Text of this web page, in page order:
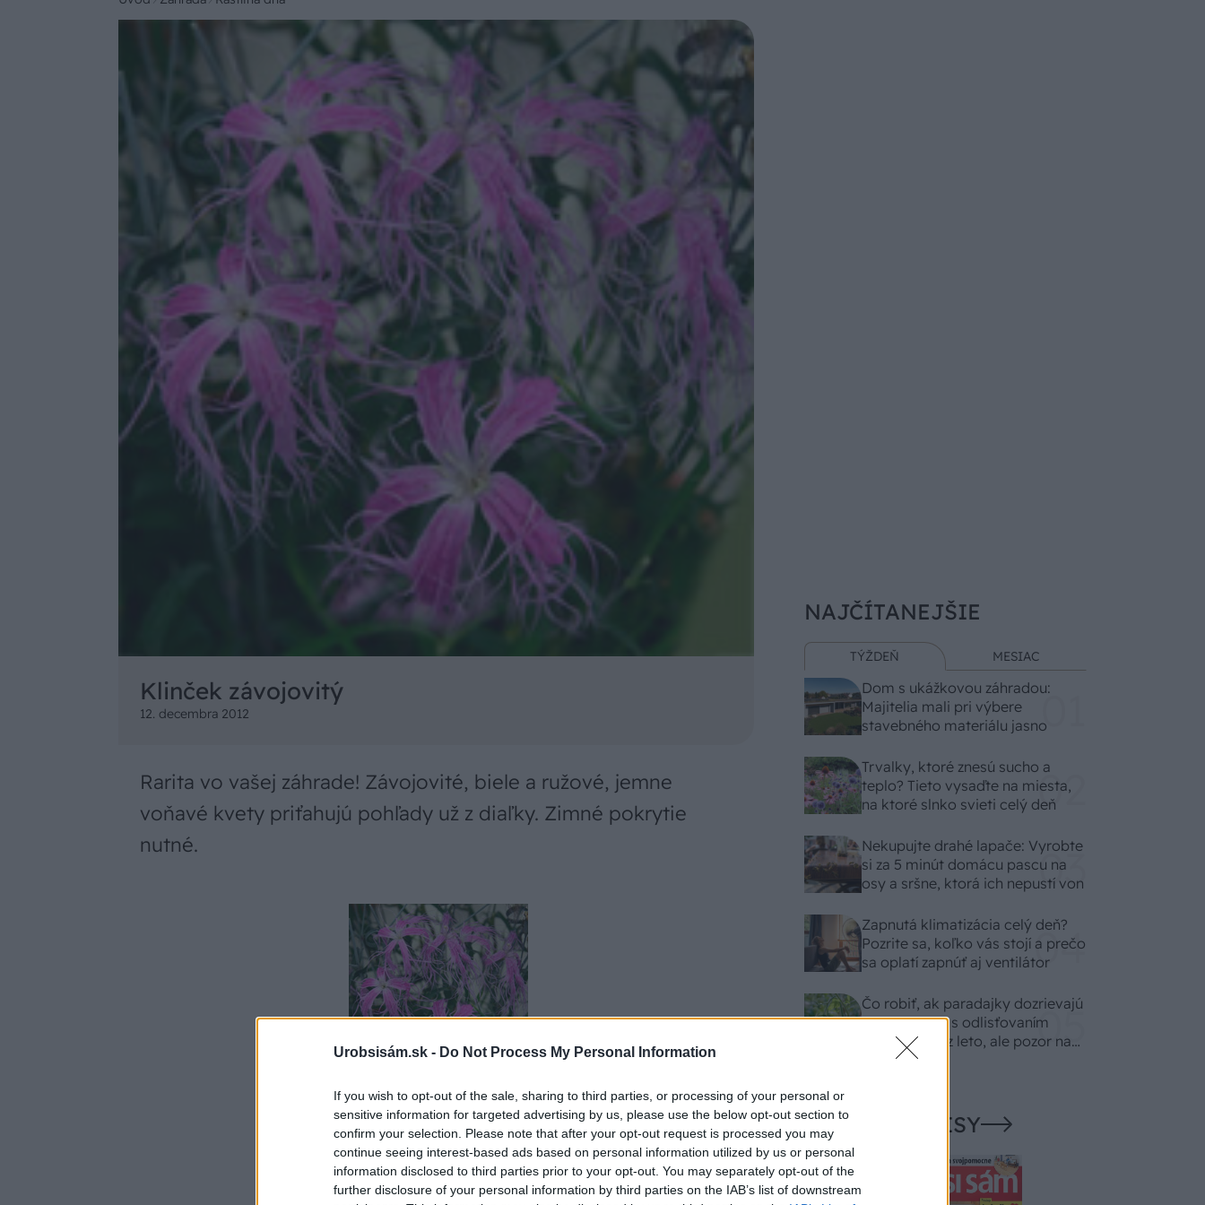
Urobsisám.sk - Do Not Process My Personal Information
If you wish to opt-out of the sale, sharing to third parties, or processing of your personal or
sensitive information for targeted advertising by us, please use the below opt-out section to
confirm your selection. Please note that after your opt-out request is processed you may
continue seeing interest-based ads based on personal information utilized by us or personal
information disclosed to third parties prior to your opt-out. You may separately opt-out of the
further disclosure of your personal information by third parties on the IAB’s list of downstream
Klinček závojovitý
12. decembra 2012
Rarita vo vašej záhrade! Závojovité, biele a ružové, jemne
voňavé kvety priťahujú pohľady už z diaľky. Zimné pokrytie
nutné.
www.sieberz.sk
NAJČÍTANEJŠIE
TÝŽDEŇ MESIAC
Dom s ukážkovou záhradou:
Majitelia mali pri výbere
stavebného materiálu jasno
Trvalky, ktoré znesú sucho a
teplo? Tieto vysaďte na miesta,
na ktoré slnko svieti celý deň
Nekupujte drahé lapače: Vyrobte
si za 5 minút domácu pascu na
osy a sršne, ktorá ich nepustí von
Zapnutá klimatizácia celý deň?
Pozrite sa, koľko vás stojí a prečo
sa oplatí zapnúť aj ventilátor
Čo robiť, ak paradajky dozrievajú
pomaly? Trik s odlisťovaním
funguje aj cez leto, ale pozor na
chyby
NAŠE ČASOPISY